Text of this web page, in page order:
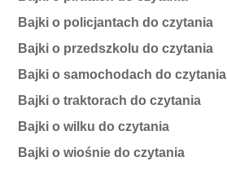
Bajki o policjantach do czytania
Bajki o przedszkolu do czytania
Bajki o samochodach do czytania
Bajki o traktorach do czytania
Bajki o wilku do czytania
Bajki o wiośnie do czytania